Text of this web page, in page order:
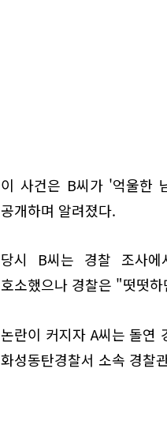
이 사건은 B씨가 '억울한
공개하며 알려졌다.
당시 B씨는 경찰 조사
호소했으나 경찰은 "떳떳
논란이 커지자 A씨는 돌연
화성동탄경찰서 소속 경찰